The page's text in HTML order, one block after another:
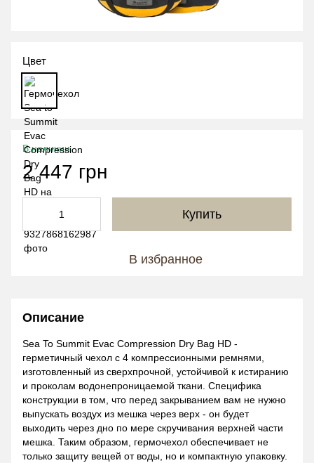
Цвет
В наличии
2 447 грн
Купить
В избранное
Описание
Sea To Summit Evac Compression Dry Bag HD -
герметичный чехол с 4 компрессионными ремнями,
изготовленный из сверхпрочной, устойчивой к истиранию
и проколам водонепроницаемой ткани. Специфика
конструкции в том, что перед закрыванием вам не нужно
выпускать воздух из мешка через верх - он будет
выходить через дно по мере скручивания верхней части
мешка. Таким образом, гермочехол обеспечивает не
только защиту вещей от воды, но и компактную упаковку.